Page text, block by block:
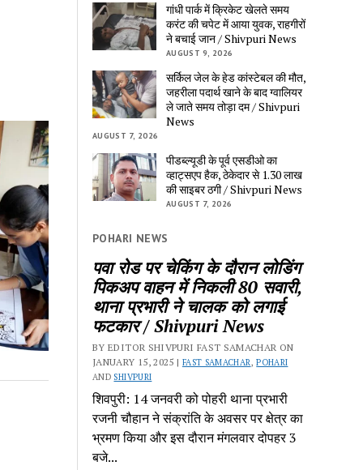
गांधी पार्क में क्रिकेट खेलते समय
करंट की चपेट में आया युवक, राहगीरों
ने बचाई जान / Shivpuri News
AUGUST 9, 2026
सर्किल जेल के हेड कांस्टेबल की मौत,
जहरीला पदार्थ खाने के बाद ग्वालियर
ले जाते समय तोड़ा दम / Shivpuri
News
AUGUST 7, 2026
पीडब्ल्यूडी के पूर्व एसडीओ का
व्हाट्सएप हैक, ठेकेदार से 1.30 लाख
की साइबर ठगी / Shivpuri News
AUGUST 7, 2026
POHARI NEWS
पवा रोड पर चेकिंग के दौरान लोडिंग
पिकअप वाहन में निकली 80 सवारी,
थाना प्रभारी ने चालक को लगाई
फटकार / Shivpuri News
BY EDITOR SHIVPURI FAST SAMACHAR ON
JANUARY 15, 2025 | FAST SAMACHAR, POHARI
AND SHIVPURI
शिवपुरी: 14 जनवरी को पोहरी थाना प्रभारी
रजनी चौहान ने संक्रांति के अवसर पर क्षेत्र का
भ्रमण किया और इस दौरान मंगलवार दोपहर 3
बजे...